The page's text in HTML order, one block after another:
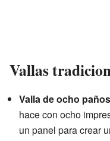
Vallas
Valla de ocho
hace con ocho
un panel para crear